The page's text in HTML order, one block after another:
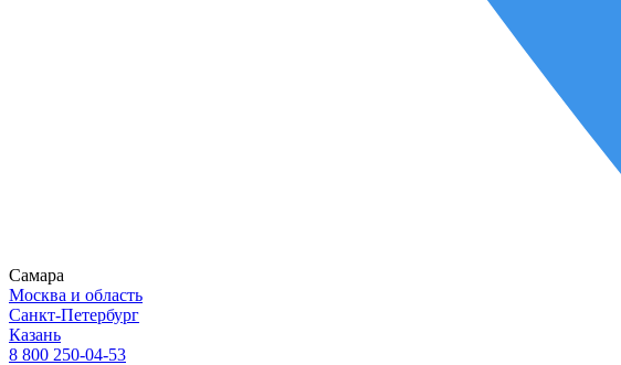
Самара
Москва и область
Санкт-Петербург
Казань
8 800 250-04-53